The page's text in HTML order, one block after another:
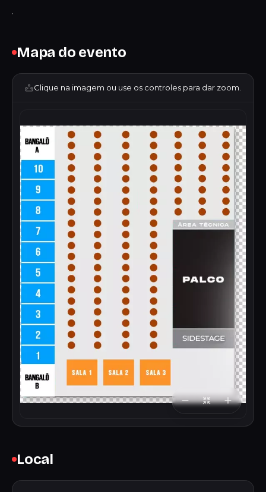
.
Mapa do evento
Clique na imagem ou use os controles para dar zoom.
Local